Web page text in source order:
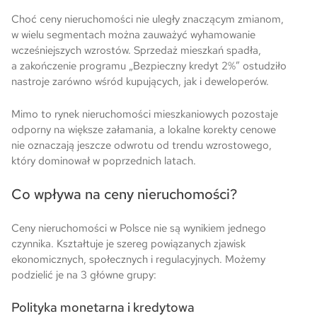
Choć ceny nieruchomości nie uległy znaczącym zmianom,
w wielu segmentach można zauważyć wyhamowanie
wcześniejszych wzrostów. Sprzedaż mieszkań spadła,
a zakończenie programu „Bezpieczny kredyt 2%” ostudziło
nastroje zarówno wśród kupujących, jak i deweloperów.
Mimo to rynek nieruchomości mieszkaniowych pozostaje
odporny na większe załamania, a lokalne korekty cenowe
nie oznaczają jeszcze odwrotu od trendu wzrostowego,
który dominował w poprzednich latach.
Co wpływa na ceny nieruchomości?
Ceny nieruchomości w Polsce nie są wynikiem jednego
czynnika. Kształtuje je szereg powiązanych zjawisk
ekonomicznych, społecznych i regulacyjnych. Możemy
podzielić je na 3 główne grupy:
Polityka monetarna i kredytowa